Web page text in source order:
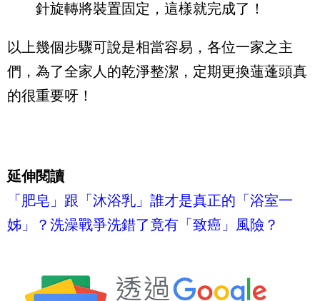
針旋轉將裝置固定，這樣就完成了！
以上幾個步驟可說是相當容易，各位一家之主
們，為了全家人的乾淨整潔，定期更換蓮蓬頭真
的很重要呀！
延伸閱讀
「肥皂」跟「沐浴乳」誰才是真正的「浴室一
姊」？洗澡戰爭洗錯了竟有「致癌」風險？